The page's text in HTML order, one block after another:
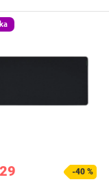
-40 %